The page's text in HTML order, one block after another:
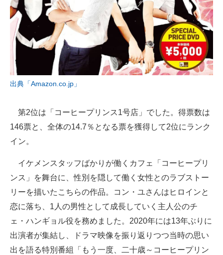
出典「Amazon.co.jp」
第2位は「コーヒープリンス1号店」でした。得票数は
146票と、全体の14.7％となる票を獲得して2位にランク
イン。
イケメンスタッフばかりが働くカフェ「コーヒープリ
ンス」を舞台に、性別を隠して働く女性とのラブストー
リーを描いたこちらの作品。コン・ユさんはヒロインと
恋に落ち、1人の男性として成長していく主人公のチ
ェ・ハンギョル役を務めました。2020年には13年ぶりに
出演者が集結し、ドラマ映像を振り返りつつ当時の思い
出を語る特別番組「もう一度、二十歳～コーヒープリン